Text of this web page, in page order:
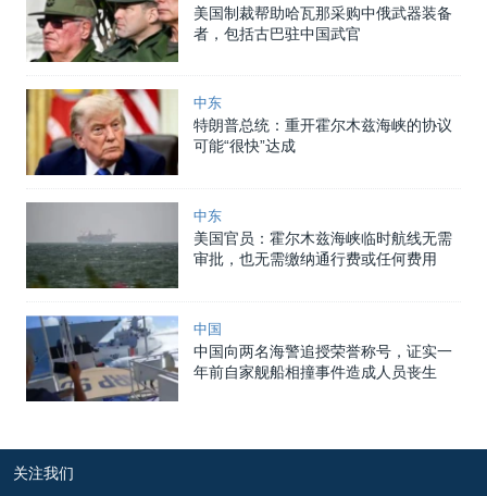
美国制裁帮助哈瓦那采购中俄武器装备
者，包括古巴驻中国武官
中东
特朗普总统：重开霍尔木兹海峡的协议
可能“很快”达成
中东
美国官员：霍尔木兹海峡临时航线无需
审批，也无需缴纳通行费或任何费用
中国
中国向两名海警追授荣誉称号，证实一
年前自家舰船相撞事件造成人员丧生
关注我们